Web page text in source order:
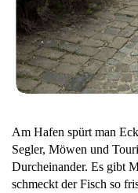
Am Hafen spürt man
Segler, Möwen und
Durcheinander. Es gibt
schmeckt der Fisch so